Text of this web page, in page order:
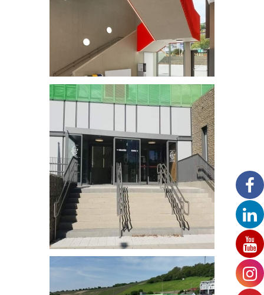
École et crèche Wasserbillig
Escalier extérieure avec double main-courante